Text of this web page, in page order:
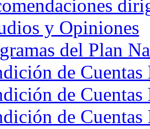
y Opiniones
del Plan
de Cuentas
de Cuentas
de